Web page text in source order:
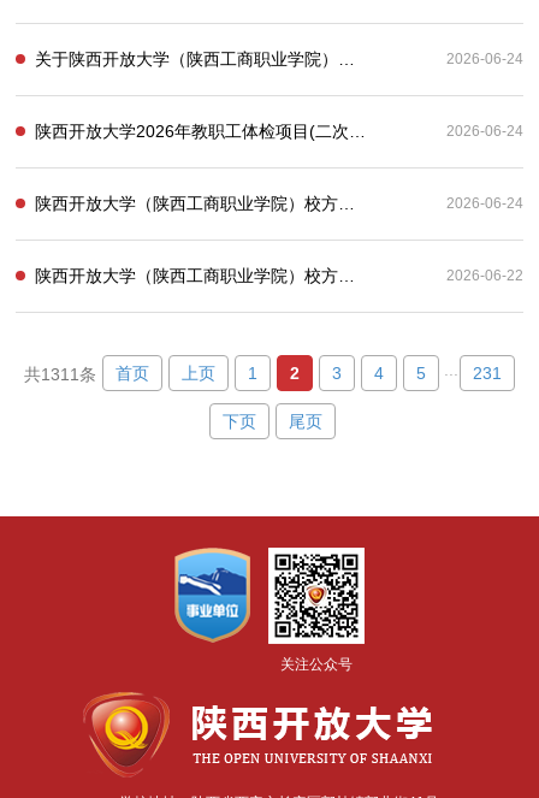
关于陕西开放大学（陕西工商职业学院）实习管理平台服务项目的废标公告 2026-06-24
陕西开放大学2026年教职工体检项目(二次)成交结果公告 2026-06-24
陕西开放大学（陕西工商职业学院）校方责任保险采购项目（三次）竞争性磋商公告 2026-06-24
陕西开放大学（陕西工商职业学院）校方责任保险采购项目（二次）结果公告 2026-06-22
共1311条 首页 上页 1 2 3 4 5 231
下页 尾页
关注公众号